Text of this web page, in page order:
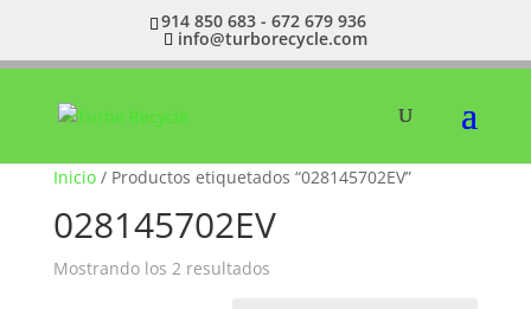
914 850 683 - 672 679 936
info@turborecycle.com
Inicio/ Productos etiquetados “028145702EV”
028145702EV
Mostrando los 2 resultadosOrdenado